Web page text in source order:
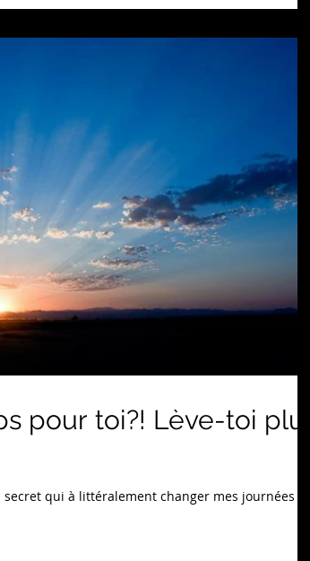
pour toi?! Lève-toi
qui à littéralement changer mes journées et